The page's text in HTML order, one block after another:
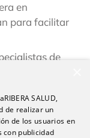
en
para facilitar
de
y contagiar a
cuenta de
SALUD,
de realizar un
de los usuarios en
con publicidad